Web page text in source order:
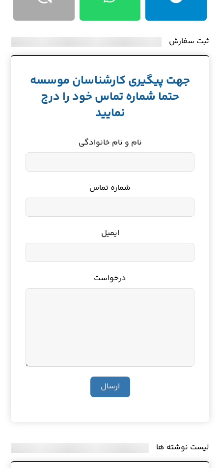
ثبت سفارش
جهت پیگیری کارشناسان موسسه
حتما شماره تماس خود را درج
نمایید
نام و نام خانوادگی
شماره تماس
ایمیل
درخواست
ارسال
لیست نوشته ها